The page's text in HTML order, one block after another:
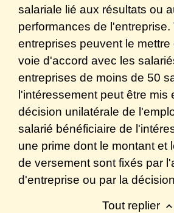
salariale lié aux résultats ou
performances de l'entreprise.
entreprises peuvent le
voie d'accord avec les
entreprises de moins de 50
l'intéressement peut être mis
décision unilatérale de
salarié bénéficiaire de
une prime dont le montant et
de versement sont fixés par
d'entreprise ou par la
Tout replier keyboard_arrow_up